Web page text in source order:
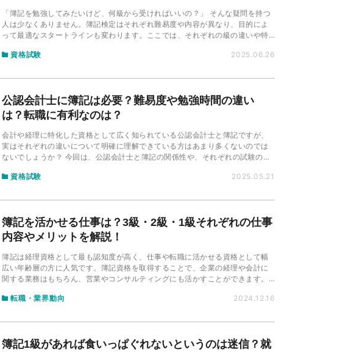
「簿記を勉強してみたいけど、何級から受ければいいの？」 そんな疑問を持つ
人は少なくありません。簿記検定はそれぞれ難易度や内容が異なり、目的によ
って最適なスタートラインも変わります。ここでは、それぞれの級の違いや特
資格試験
2025.06.26
公認会計士に簿記は必要？難易度や勉強時間の違い
は？転職に有利なのは？
会計や経理に特化した資格として広く知られている公認会計士と簿記ですが、
実はそれぞれの違いについて明確に理解できている方はあまり多くないのでは
ないでしょうか？ 今回は、公認会計士と簿記の関係性や、それぞれの試験の特
します！
資格試験 2025.05.21
簿記を活かせる仕事は？3級・2級・1級それぞれの仕事
内容やメリットを解説！
簿記は経理資格として最も認知度が高く、仕事や転職に活かせる資格として幅
広い年齢層の方に人気です。簿記資格を取得することで、企業の経理や会計に
関する業務はもちろん、営業やコンサルティングにも活かすことができます。
説していきます。
転職・業界動向 2024.12.16
簿記1級があれば食いっぱぐれないというのは迷信？就